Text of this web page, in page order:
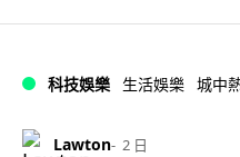
科技娛樂 生活娛樂 城中
Lawton 2 日